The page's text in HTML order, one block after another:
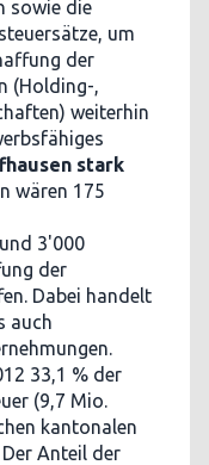
sowie die
um
der
(Holding-,
weiterhin
stark
wären 175
3'000
der
Dabei handelt
auch
33,1 % der
(9,7 Mio.
kantonalen
Anteil der